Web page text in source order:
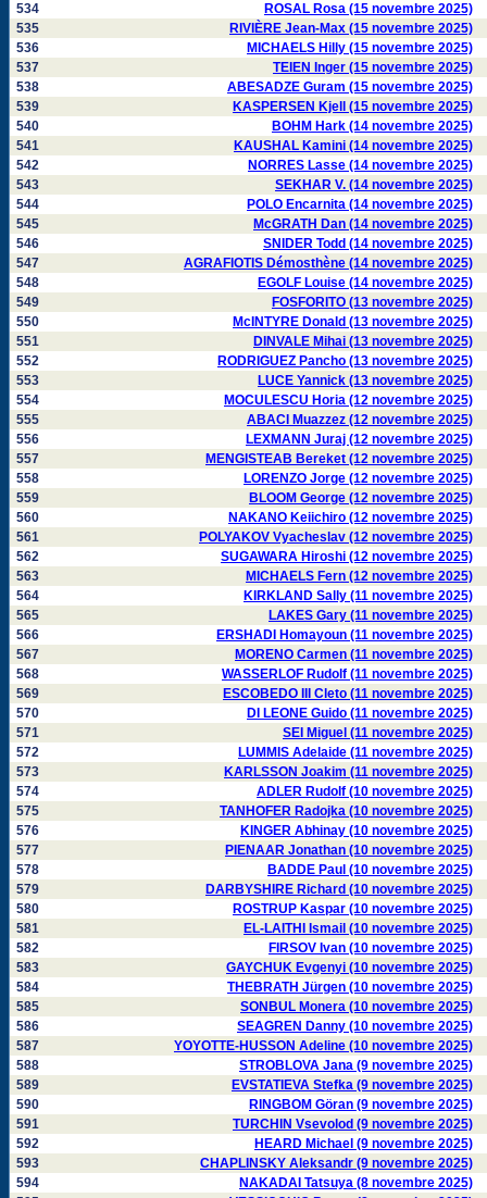
534
ROSAL Rosa (15 novembre 2025)
535
RIVIÈRE Jean-Max (15 novembre 2025)
536
MICHAELS Hilly (15 novembre 2025)
537
TEIEN Inger (15 novembre 2025)
538
ABESADZE Guram (15 novembre 2025)
539
KASPERSEN Kjell (15 novembre 2025)
540
BOHM Hark (14 novembre 2025)
541
KAUSHAL Kamini (14 novembre 2025)
542
NORRES Lasse (14 novembre 2025)
543
SEKHAR V. (14 novembre 2025)
544
POLO Encarnita (14 novembre 2025)
545
McGRATH Dan (14 novembre 2025)
546
SNIDER Todd (14 novembre 2025)
547
AGRAFIOTIS Démosthène (14 novembre 2025)
548
EGOLF Louise (14 novembre 2025)
549
FOSFORITO (13 novembre 2025)
550
McINTYRE Donald (13 novembre 2025)
551
DINVALE Mihai (13 novembre 2025)
552
RODRIGUEZ Pancho (13 novembre 2025)
553
LUCE Yannick (13 novembre 2025)
554
MOCULESCU Horia (12 novembre 2025)
555
ABACI Muazzez (12 novembre 2025)
556
LEXMANN Juraj (12 novembre 2025)
557
MENGISTEAB Bereket (12 novembre 2025)
558
LORENZO Jorge (12 novembre 2025)
559
BLOOM George (12 novembre 2025)
560
NAKANO Keiichiro (12 novembre 2025)
561
POLYAKOV Vyacheslav (12 novembre 2025)
562
SUGAWARA Hiroshi (12 novembre 2025)
563
MICHAELS Fern (12 novembre 2025)
564
KIRKLAND Sally (11 novembre 2025)
565
LAKES Gary (11 novembre 2025)
566
ERSHADI Homayoun (11 novembre 2025)
567
MORENO Carmen (11 novembre 2025)
568
WASSERLOF Rudolf (11 novembre 2025)
569
ESCOBEDO III Cleto (11 novembre 2025)
570
DI LEONE Guido (11 novembre 2025)
571
SEI Miguel (11 novembre 2025)
572
LUMMIS Adelaide (11 novembre 2025)
573
KARLSSON Joakim (11 novembre 2025)
574
ADLER Rudolf (10 novembre 2025)
575
TANHOFER Radojka (10 novembre 2025)
576
KINGER Abhinay (10 novembre 2025)
577
PIENAAR Jonathan (10 novembre 2025)
578
BADDE Paul (10 novembre 2025)
579
DARBYSHIRE Richard (10 novembre 2025)
580
ROSTRUP Kaspar (10 novembre 2025)
581
EL-LAITHI Ismail (10 novembre 2025)
582
FIRSOV Ivan (10 novembre 2025)
583
GAYCHUK Evgenyi (10 novembre 2025)
584
THEBRATH Jürgen (10 novembre 2025)
585
SONBUL Monera (10 novembre 2025)
586
SEAGREN Danny (10 novembre 2025)
587
YOYOTTE-HUSSON Adeline (10 novembre 2025)
588
STROBLOVA Jana (9 novembre 2025)
589
EVSTATIEVA Stefka (9 novembre 2025)
590
RINGBOM Göran (9 novembre 2025)
591
TURCHIN Vsevolod (9 novembre 2025)
592
HEARD Michael (9 novembre 2025)
593
CHAPLINSKY Aleksandr (9 novembre 2025)
594
NAKADAI Tatsuya (8 novembre 2025)